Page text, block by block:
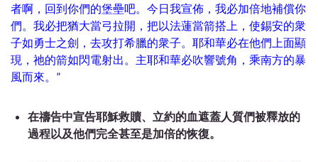
者啊，回到你們的堡壘吧。今日我宣佈，我必加倍地補償你
們。我必把猶大當弓拉開，把以法蓮當箭搭上，使錫安的衆
子如勇士之劍，去攻打希臘的衆子。耶和華必在他們上面顯
現，祂的箭如閃電射出。主耶和華必吹響號角，乘南方的暴
風而來。”
在禱告中宣告耶穌救贖、立約的血遮蓋人質們被釋放的
過程以及他們完全甚至是加倍的恢復。